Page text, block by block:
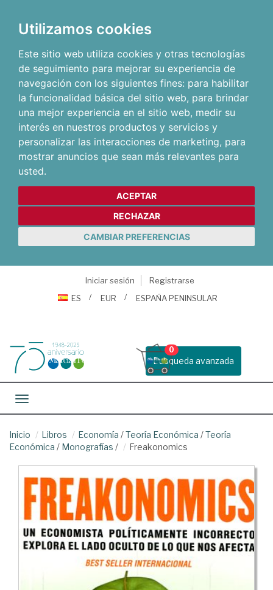
Utilizamos cookies
Este sitio web utiliza cookies y otras tecnologías
de seguimiento para mejorar su experiencia de
navegación con los siguientes fines: para habilitar
la funcionalidad básica del sitio web, para brindar
una mejor experiencia en el sitio web, medir su
interés en nuestros productos y servicios y
personalizar las interacciones de marketing, para
mostrar anuncios que sean más relevantes para
usted.
ACEPTAR
RECHAZAR
CAMBIAR PREFERENCIAS
Iniciar sesión
Registrarse
ES
EUR ESPAÑA PENINSULAR
Busqueda avanzada
0
Toggle navigation
Inicio Libros Economía /Teoría Económica /Teoría
Económica / Monografías / Freakonomics